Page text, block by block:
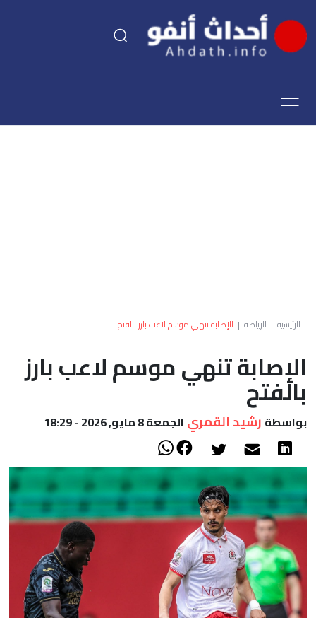
اقتصاد
العالم
أعمدة
الرئيسية| الرياضة | الإصابة تنهي موسم لاعب بارز بالفتح
الإصابة تنهي موسم لاعب بارز
بالفتح
بواسطة رشيد القمري الجمعة 8 مايو, 2026 - 18:29